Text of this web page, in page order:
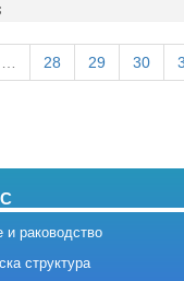
28 29 30
и раководство
структура